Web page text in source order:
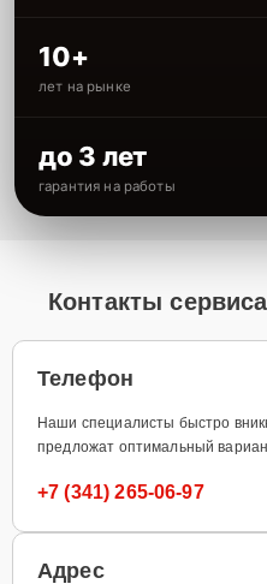
10+
лет на рынке
до 3 лет
гарантия на работы
Контакты
Телефон
Наши специалисты быстро
предложат оптимальный
+7 (341) 265-06-97
Адрес